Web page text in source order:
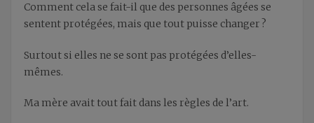
Comment cela se fait-il que des personnes âgées se
sentent protégées, mais que tout puisse changer ?
Surtout si elles ne se sont pas protégées d’elles-
mêmes.
Ma mère avait tout fait dans les règles de l’art.